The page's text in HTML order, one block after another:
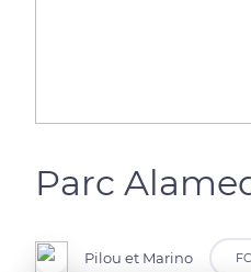
Parc
Pilou et Marino